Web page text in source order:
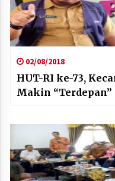
02/08/2018
HUT-RI ke-73,
Makin “Terdepan”